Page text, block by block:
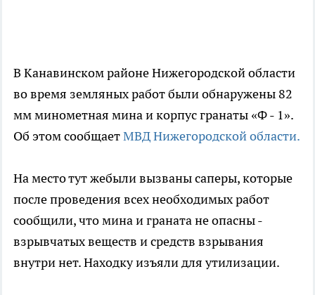
В Канавинском районе Нижегородской области
во время земляных работ были обнаружены 82
мм минометная мина и корпус гранаты «Ф - 1».
Об этом сообщаетМВД Нижегородской области.
На место тут жебыли вызваны саперы, которые
после проведения всех необходимых работ
сообщили, что мина и граната не опасны -
взрывчатых веществ и средств взрывания
внутри нет. Находку изъяли для утилизации.